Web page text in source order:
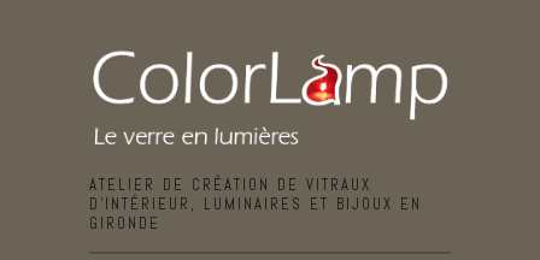
ATELIER DE CRÉATION DE VITRAUX
D’INTÉRIEUR, LUMINAIRES ET BIJOUX EN
GIRONDE